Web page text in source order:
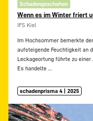
Schadengeschehen
Wenn es im Winter friert
IFS Kiel
Im Hochsommer bemerkte
aufsteigende Feuchtigkeit an
Leckageortung führte zu
Es handelte
schadenprisma 4 | 2025